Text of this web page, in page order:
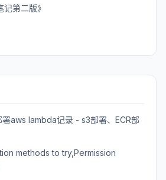
第二版》
aws lambda记录 - s3部署、ECR部
methods to try,Permission